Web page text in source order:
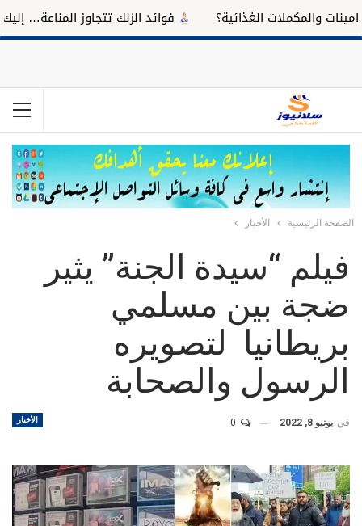
والمكملات الغذائية؟ فوائد الزنك تتجاوز المناعة… إليك
الصفحة الرئيسية الأخبار
فيلم “سيدة الجنة” يثير
ضجة بين مسلمي
بريطانيا لتصويره
الرسول والصحابة
الأخبار في يونيو 8, 2022